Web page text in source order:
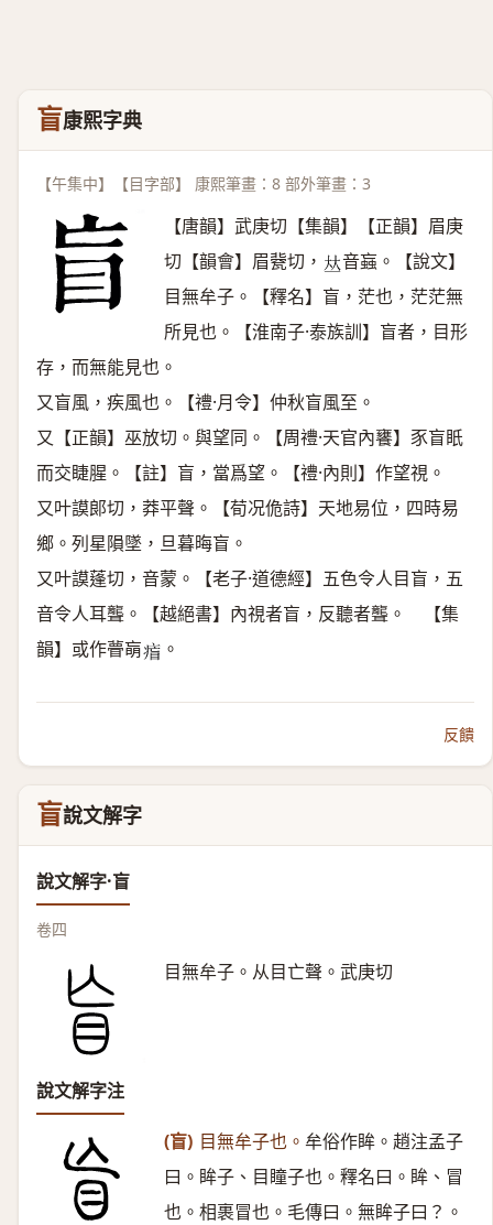
盲康熙字典
【午集中】【目字部】 康熙筆畫：8 部外筆畫：3
【唐韻】武庚切【集韻】【正韻】眉庚
切【韻會】眉㼱切， 𠀤音蝱。【說文】
目無牟子。【釋名】盲，茫也，茫茫無
所見也。【淮南子·泰族訓】盲者，目形
存，而無能見也。
又盲風，疾風也。【禮·月令】仲秋盲風至。
又【正韻】巫放切。與望同。【周禮·天官內饔】豕盲眂
而交睫腥。【註】盲，當爲望。【禮·內則】作望視。
又叶謨郞切，莽平聲。【荀况佹詩】天地易位，四時易
鄉。列星隕墜，旦暮晦盲。
又叶謨蓬切，音蒙。【老子·道德經】五色令人目盲，五
音令人耳聾。【越絕書】內視者盲，反聽者聾。 【集
韻】或作瞢朚𤷐 。
反饋
盲說文解字
說文解字·盲
卷四
目無牟子。从目亡聲。武庚切
說文解字注
(盲) 目無牟子也。 牟俗作眸。趙注孟子
曰。眸子、目瞳子也。釋名曰。眸、冒
也。相裹冒也。毛傳曰。無眸子曰？。